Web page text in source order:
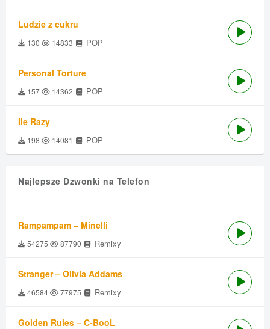
Ludzie z cukru
130 14833 POP
Personal Torture
157 14362 POP
Ile Razy
198 14081 POP
Najlepsze Dzwonki na Telefon
Rampampam – Minelli
54275 87790 Remixy
Stranger – Olivia Addams
46584 77975 Remixy
Golden Rules – C-BooL